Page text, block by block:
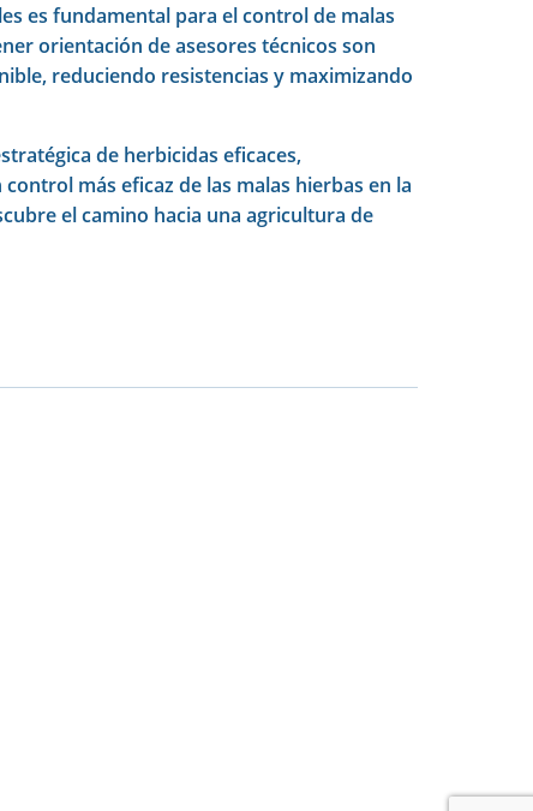
es fundamental para el control de malas
orientación de asesores técnicos son
reduciendo resistencias y maximizando
de herbicidas eficaces,
más eficaz de las malas hierbas en la
el camino hacia una agricultura de